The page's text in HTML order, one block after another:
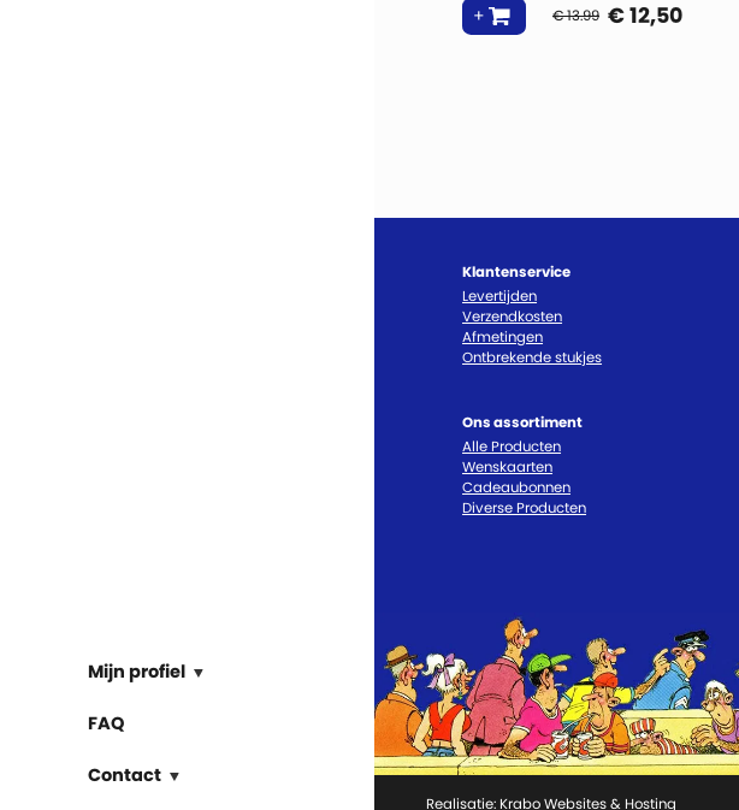
Mijn profiel
FAQ
Contact
€ 13.99 €12,50
Klantenservice
Levertijden
Verzendkosten
Afmetingen
Ontbrekende stukjes
Ons assortiment
Alle Producten
Wenskaarten
Cadeaubonnen
Diverse Producten
Realisatie: Krabo Websites & Hosting